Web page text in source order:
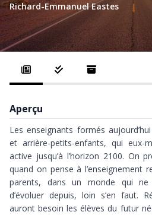
Richard-Emmanuel Eastes
Aperçu
Les enseignants formés
et arrière-petits-enfants, qui eux-
active jusqu’à l’horizon 2100. On
quand on pense à l’enseignement
parents, dans un monde qui
d’évoluer depuis, loin s’en faut.
auront besoin les élèves du futur